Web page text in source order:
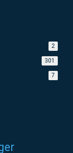
2
301
7